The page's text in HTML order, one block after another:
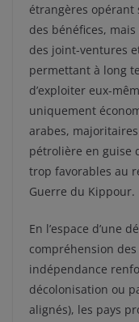
étrangères
des bénéfices,
des joint-ventures
permettant à long
d’exploiter eux-
uniquement
arabes, majoritaires
pétrolière en guise
trop favorables au
Guerre du Kippour.
En l’espace d’une
compréhension
indépendance
décolonisation ou
alignés), les pays